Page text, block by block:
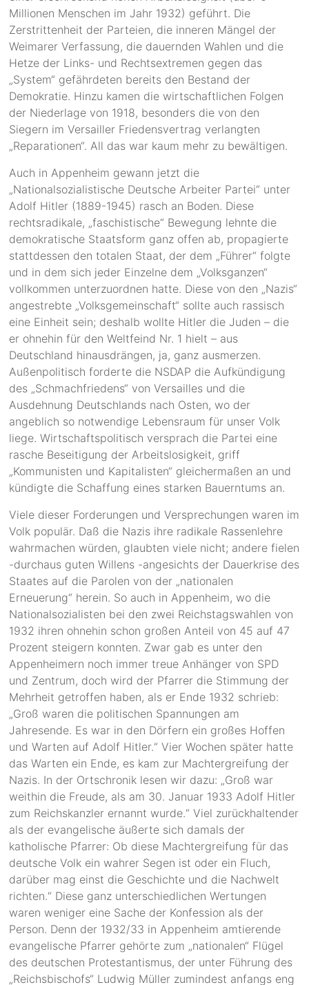
Millionen Menschen im Jahr 1932) geführt. Die
Zerstrittenheit der Parteien, die inneren Mängel der
Weimarer Verfassung, die dauernden Wahlen und die
Hetze der Links- und Rechtsextremen gegen das
„System“ gefährdeten bereits den Bestand der
Demokratie. Hinzu kamen die wirtschaftlichen Folgen
der Niederlage von 1918, besonders die von den
Siegern im Versailler Friedensvertrag verlangten
„Reparationen“. All das war kaum mehr zu bewältigen.
Auch in Appenheim gewann jetzt die
„Nationalsozialistische Deutsche Arbeiter Partei“ unter
Adolf Hitler (1889-1945) rasch an Boden. Diese
rechtsradikale, „faschistische“ Bewegung lehnte die
demokratische Staatsform ganz offen ab, propagierte
stattdessen den totalen Staat, der dem „Führer“ folgte
und in dem sich jeder Einzelne dem „Volksganzen“
vollkommen unterzuordnen hatte. Diese von den „Nazis“
angestrebte „Volksgemeinschaft“ sollte auch rassisch
eine Einheit sein; deshalb wollte Hitler die Juden – die
er ohnehin für den Weltfeind Nr. 1 hielt – aus
Deutschland hinausdrängen, ja, ganz ausmerzen.
Außenpolitisch forderte die NSDAP die Aufkündigung
des „Schmachfriedens“ von Versailles und die
Ausdehnung Deutschlands nach Osten, wo der
angeblich so notwendige Lebensraum für unser Volk
liege. Wirtschaftspolitisch versprach die Partei eine
rasche Beseitigung der Arbeitslosigkeit, griff
„Kommunisten und Kapitalisten“ gleichermaßen an und
kündigte die Schaffung eines starken Bauerntums an.
Viele dieser Forderungen und Versprechungen waren im
Volk populär. Daß die Nazis ihre radikale Rassenlehre
wahrmachen würden, glaubten viele nicht; andere fielen
-durchaus guten Willens -angesichts der Dauerkrise des
Staates auf die Parolen von der „nationalen
Erneuerung“ herein. So auch in Appenheim, wo die
Nationalsozialisten bei den zwei Reichstagswahlen von
1932 ihren ohnehin schon großen Anteil von 45 auf 47
Prozent steigern konnten. Zwar gab es unter den
Appenheimern noch immer treue Anhänger von SPD
und Zentrum, doch wird der Pfarrer die Stimmung der
Mehrheit getroffen haben, als er Ende 1932 schrieb:
„Groß waren die politischen Spannungen am
Jahresende. Es war in den Dörfern ein großes Hoffen
und Warten auf Adolf Hitler.“ Vier Wochen später hatte
das Warten ein Ende, es kam zur Machtergreifung der
Nazis. In der Ortschronik lesen wir dazu: „Groß war
weithin die Freude, als am 30. Januar 1933 Adolf Hitler
zum Reichskanzler ernannt wurde.“ Viel zurückhaltender
als der evangelische äußerte sich damals der
katholische Pfarrer: Ob diese Machtergreifung für das
deutsche Volk ein wahrer Segen ist oder ein Fluch,
darüber mag einst die Geschichte und die Nachwelt
richten.“ Diese ganz unterschiedlichen Wertungen
waren weniger eine Sache der Konfession als der
Person. Denn der 1932/33 in Appenheim amtierende
evangelische Pfarrer gehörte zum „nationalen“ Flügel
des deutschen Protestantismus, der unter Führung des
„Reichsbischofs“ Ludwig Müller zumindest anfangs eng